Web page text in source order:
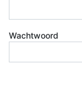
Wachtwoord